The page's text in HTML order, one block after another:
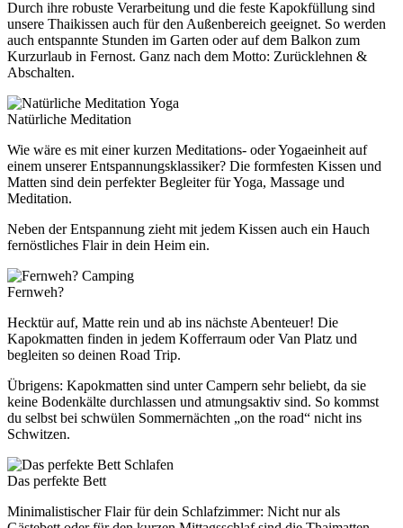
Durch ihre robuste Verarbeitung und die feste Kapokfüllung sind
unsere Thaikissen auch für den Außenbereich geeignet. So werden
auch entspannte Stunden im Garten oder auf dem Balkon zum
Kurzurlaub in Fernost. Ganz nach dem Motto: Zurücklehnen &
Abschalten.
Yoga
Natürliche Meditation
Wie wäre es mit einer kurzen Meditations- oder Yogaeinheit auf
einem unserer Entspannungsklassiker? Die formfesten Kissen und
Matten sind dein perfekter Begleiter für Yoga, Massage und
Meditation.
Neben der Entspannung zieht mit jedem Kissen auch ein Hauch
fernöstliches Flair in dein Heim ein.
Camping
Fernweh?
Hecktür auf, Matte rein und ab ins nächste Abenteuer! Die
Kapokmatten finden in jedem Kofferraum oder Van Platz und
begleiten so deinen Road Trip.
Übrigens: Kapokmatten sind unter Campern sehr beliebt, da sie
keine Bodenkälte durchlassen und atmungsaktiv sind. So kommst
du selbst bei schwülen Sommernächten „on the road“ nicht ins
Schwitzen.
Schlafen
Das perfekte Bett
Minimalistischer Flair für dein Schlafzimmer: Nicht nur als